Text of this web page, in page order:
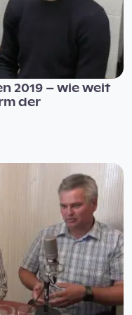
2019 – wie weit
der